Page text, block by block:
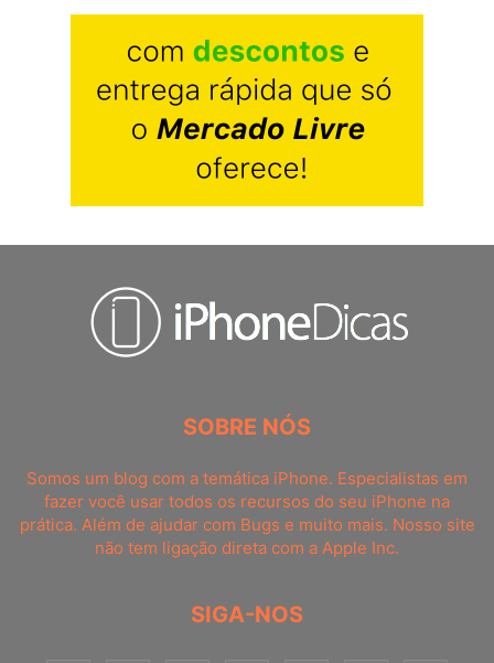
SOBRE NÓS
Somos um blog com a temática iPhone. Especialistas em
fazer você usar todos os recursos do seu iPhone na
prática. Além de ajudar com Bugs e muito mais. Nosso site
não tem ligação direta com a Apple Inc.
SIGA-NOS